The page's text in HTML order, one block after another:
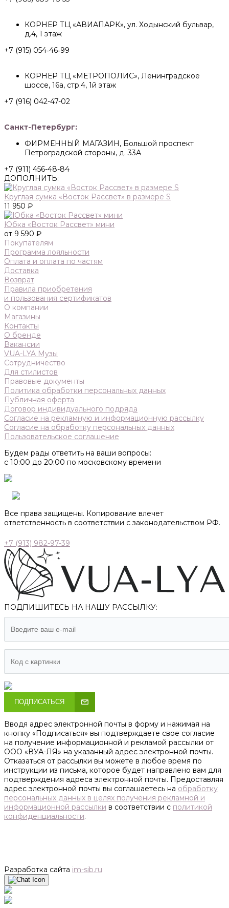
КОРНЕР ТЦ «АВИАПАРК», ул. Ходынский бульвар,
д.4, 1 этаж
+7 (915) 054‑46‑99
КОРНЕР ТЦ «МЕТРОПОЛИС», Ленинградское
шоссе, 16а, стр.4, 1й этаж
+7 (916) 042-47-02
Санкт-Петербург:
ФИРМЕННЫЙ МАГАЗИН, Большой проспект
Петроградской стороны, д. 33А
+7 (911) 456-48-84
ДОПОЛНИТЬ:
Круглая сумка «Восток Рассвет» в размере S
11 950 ₽
Юбка «Восток Рассвет» мини
от 9 590 ₽
Покупателям
Программа лояльности
Оплата и оплата по частям
Доставка
Возврат
Правила приобретения
и пользования сертификатов
О компании
Магазины
Контакты
О бренде
Вакансии
VUA-LYA Музы
Сотрудничество
Для стилистов
Правовые документы
Политика обработки персональных данных
Публичная оферта
Договор индивидуального подряда
Согласие на рекламную и информационную рассылку
Согласие на обработку персональных данных
Пользовательское соглашение
Будем рады ответить на ваши вопросы:
с 10:00 до 20:00 по московскому времени
Все права защищены. Копирование влечет
ответственность в соответствии с законодательством РФ.
+7 (913) 982-97-39
ПОДПИШИТЕСЬ НА НАШУ РАССЫЛКУ:
ПОДПИСАТЬСЯ
Вводя адрес электронной почты в форму и нажимая на
кнопку «Подписаться» вы подтверждаете свое согласие
на получение информационной и рекламой рассылки от
ООО «ВУА-ЛЯ» на указанный адрес электронной почты.
Отказаться от рассылки вы можете в любое время по
инструкции из письма, которое будет направлено вам для
подтверждения адреса электронной почты. Предоставляя
адрес электронной почты вы соглашаетесь на обработку
персональных данных в целях получения рекламной и
информационной рассылки в соответствии с политикой
конфиденциальности.
Разработка сайта im-sib.ru